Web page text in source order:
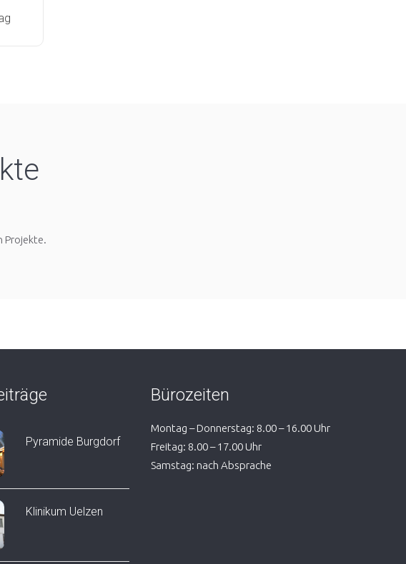
Projekte.
Pyramide Burgdorf
Klinikum Uelzen
Bürozeiten
Montag – Donnerstag: 8.00 – 16.00 Uhr
Freitag: 8.00 – 17.00 Uhr
Samstag: nach Absprache